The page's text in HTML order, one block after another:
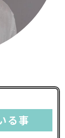
る事